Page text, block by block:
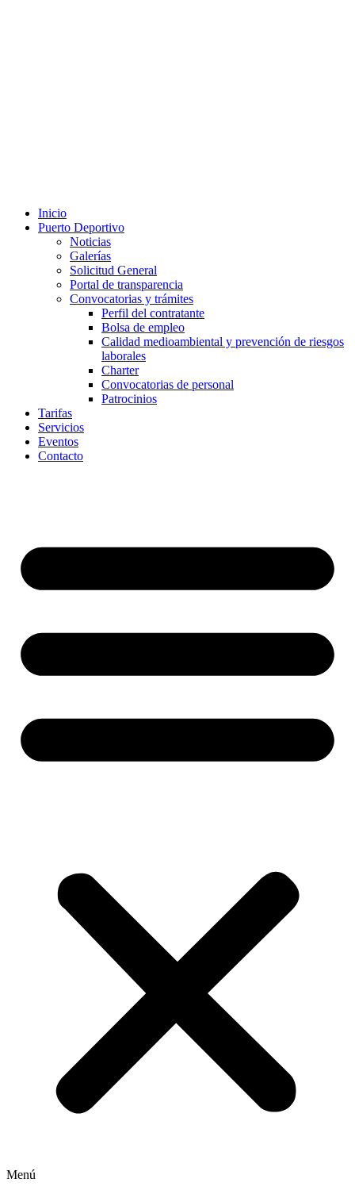
Inicio
Puerto Deportivo
Noticias
Galerías
Solicitud General
Portal de transparencia
Convocatorias y trámites
Perfil del contratante
Bolsa de empleo
Calidad medioambiental y prevención de riesgos
laborales
Charter
Convocatorias de personal
Patrocinios
Tarifas
Servicios
Eventos
Contacto
Menú